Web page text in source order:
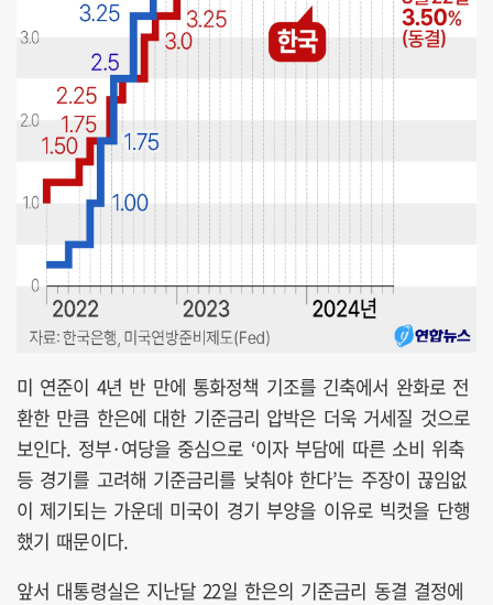
미 연준이 4년 반 만에 통화정책 기조를 긴축에서 완화로 전
환한 만큼 한은에 대한 기준금리 압박은 더욱 거세질 것으로
보인다. 정부·여당을 중심으로 ‘이자 부담에 따른 소비 위축
등 경기를 고려해 기준금리를 낮춰야 한다’는 주장이 끊임없
이 제기되는 가운데 미국이 경기 부양을 이유로 빅컷을 단행
했기 때문이다.
앞서 대통령실은 지난달 22일 한은의 기준금리 동결 결정에